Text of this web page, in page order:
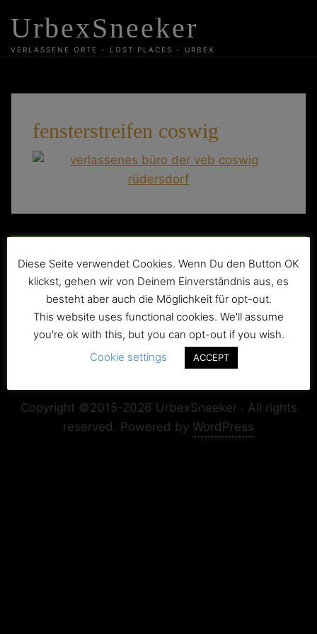
content
UrbexSneeker
VERLASSENE ORTE - LOST PLACES - URBEX
fensterstreifen coswig
Copyright ©2015-2026 UrbexSneeker . All rights
reserved. Powered by WordPress
Diese Seite verwendet Cookies. Wenn Du den Button OK
klickst, gehen wir von Deinem Einverständnis aus, es
besteht aber auch die Möglichkeit für opt-out.
This website uses functional cookies. We'll assume
you're ok with this, but you can opt-out if you wish.
Cookie settings
ACCEPT